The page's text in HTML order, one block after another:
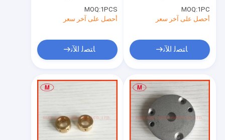
التوربينMOQ:1PCS
أحصل على آخر سعر
ﺎﺘﺼﻟ ﺍﻶﻧ
مجموعات إعادة البناء
MOQ:1PC
أحصل على آخر سعر
ﺎﺘﺼﻟ ﺍﻶﻧ